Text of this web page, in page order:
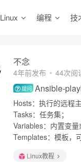
Linux 编程 技
不念
4年前发布 44次阅
提问 Ansible-
Hosts：执行的远程
Tasks：任务集；
Variables：内置变量
Templates：模板，
Linux教程